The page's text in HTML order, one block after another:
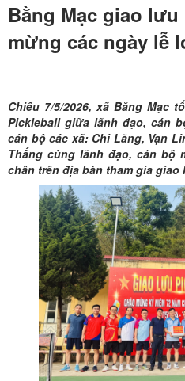
Bằng Mạc giao
mừng các ngày lễ
Chiều 7/5/2026, xã Bằng Mạc
Pickleball giữa lãnh đạo, cán
cán bộ các xã: Chi Lăng, Vạn
Thắng cùng lãnh đạo, cán bộ
chân trên địa bàn tham gia giao